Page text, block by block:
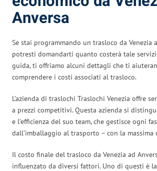
Anversa
Se stai programmando un trasloco da Venezia
potresti domandarti quanto costerà tale
guida, ti offriamo alcuni dettagli che ti
comprendere i costi associati al trasloco.
L’azienda di traslochi Traslochi Venezia offre
a prezzi competitivi. Questa azienda si
e l’efficienza del suo team, che gestisce ogni
dall’imballaggio al trasporto – con la massima
Il costo finale del trasloco da Venezia ad
influenzato da diversi fattori. Uno di questi è